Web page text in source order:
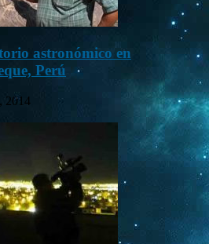
astronómico en
Perú
2014